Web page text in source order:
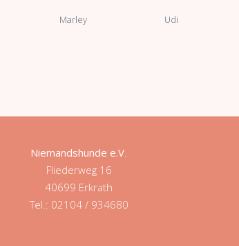
Marley Udi
Niemandshunde e.V
Fliederweg 16
40699 Erkrath
Tel.: 02104 / 934680